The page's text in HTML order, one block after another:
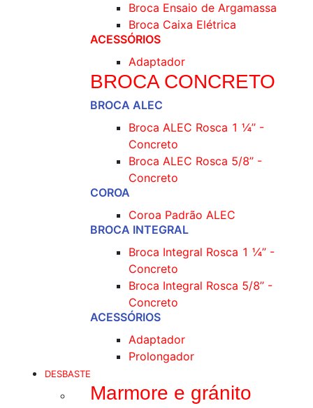
Broca Ensaio de Argamassa
Broca Caixa Elétrica
ACESSÓRIOS
Adaptador
BROCA CONCRETO
BROCA ALEC
Broca ALEC Rosca 1 ¼’’ -
Concreto
Broca ALEC Rosca 5/8’’ -
Concreto
COROA
Coroa Padrão ALEC
BROCA INTEGRAL
Broca Integral Rosca 1 ¼’’ -
Concreto
Broca Integral Rosca 5/8’’ -
Concreto
ACESSÓRIOS
Adaptador
Prolongador
DESBASTE
Marmore e gránito